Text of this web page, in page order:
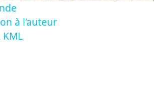
à l’auteur